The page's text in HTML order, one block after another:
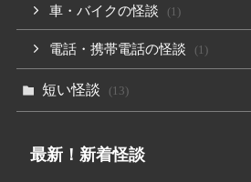
車・バイクの怪談 (1)
電話・携帯電話の怪談 (1)
短い怪談 (13)
最新！新着怪談